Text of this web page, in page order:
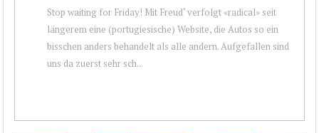
Stop waiting for Friday! Mit Freud‘ verfolgt «radical» seit
längerem eine (portugiesische) Website, die Autos so ein
bisschen anders behandelt als alle andern. Aufgefallen sind
uns da zuerst sehr sch...